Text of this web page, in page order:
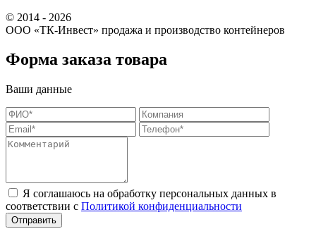
© 2014 - 2026
ООО «ТК-Инвест» продажа и производство контейнеров
Форма заказа товара
Ваши данные
Я соглашаюсь на обработку персональных данных в
соответствии с Политикой конфиденциальности